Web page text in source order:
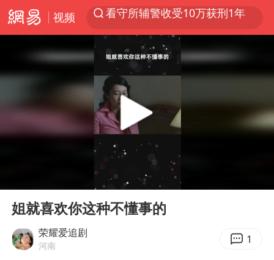
视频
深圳地面沉降致车辆损坏系谣言
多地要求领导干部带头休假
CIA被曝已秘密设立古巴工作组
Play
姐就喜欢你这种不懂事的
荣耀爱追剧
河南 1